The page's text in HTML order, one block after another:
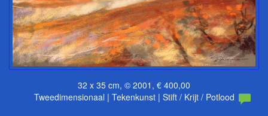
32 x 35 cm, © 2001, € 400,00
Tweedimensionaal | Tekenkunst | Stift / Krijt / Potlood